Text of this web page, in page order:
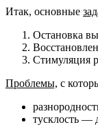
Итак, основные
Остановка
Стимуляция
Проблемы, с
тусклость —